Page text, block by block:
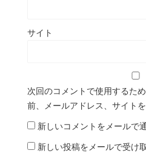
サイト
次回のコメントで使用するた
前、メールアドレス、サイトを
新しいコメントをメールで
新しい投稿をメールで受け